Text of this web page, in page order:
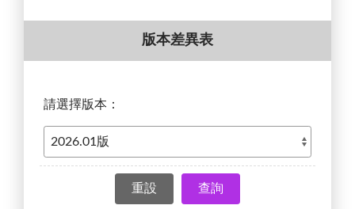
版本差異表
請選擇版本：
查詢